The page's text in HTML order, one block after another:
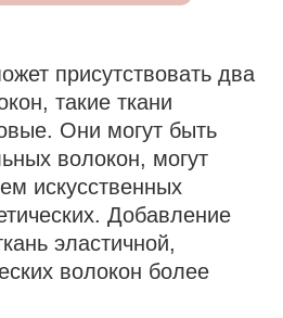
присутствовать два
такие ткани
Они могут быть
волокон, могут
искусственных
Добавление
эластичной,
волокон более